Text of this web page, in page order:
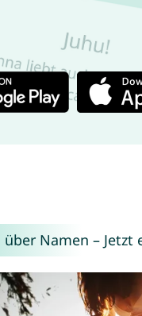
über Namen – Jetzt